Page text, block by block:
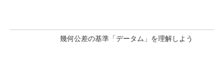
幾何公差の基準「データム」を理解しよう